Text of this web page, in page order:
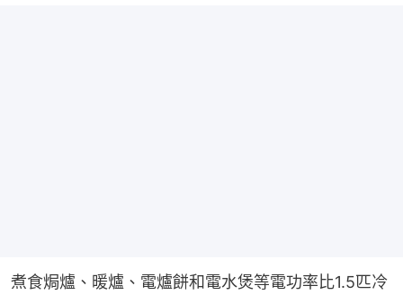
煮食焗爐、暖爐、電爐餅和電水煲等電功率比1.5匹冷